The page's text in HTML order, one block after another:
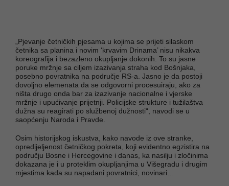
„Pjevanje četničkih pjesama u kojima se prijeti silaskom
četnika sa planina i novim ‘krvavim Drinama’ nisu nikakva
koreografija i bezazleno okupljanje dokonih. To su jasne
poruke mržnje sa ciljem izazivanja straha kod Bošnjaka,
posebno povratnika na područje RS-a. Jasno je da postoji
dovoljno elemenata da se odgovorni procesuiraju, ako za
ništa drugo onda bar za izazivanje nacionalne i vjerske
mržnje i upućivanje prijetnji. Policijske strukture i tužilaštva
dužna su reagirati po službenoj dužnosti“, navodi se u
saopćenju Naroda i Pravde.
Osim historijskog iskustva, kako navode iz ove stranke,
opredijeljenost četničkog pokreta, koji evidentno egzistira na
području Bosne i Hercegovine i danas, ka nasilju i zločinima
dokazana je i u proteklim okupljanjima u Višegradu i drugim
mjestima kada su napadani povratnici, novinari…